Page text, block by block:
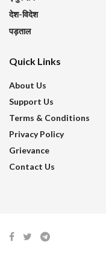
देश-विदेश
पड़ताल
Quick Links
About Us
Support Us
Terms & Conditions
Privacy Policy
Grievance
Contact Us